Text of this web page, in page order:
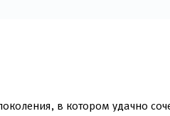
в котором удачно